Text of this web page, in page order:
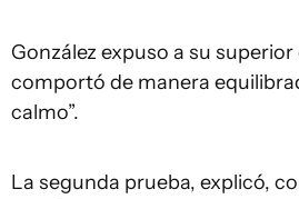
González expuso a su superior
comportó de manera
calmo”.
La segunda prueba, explicó,